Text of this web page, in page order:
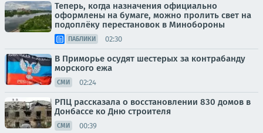
Теперь, когда назначения официально
оформлены на бумаге, можно пролить свет на
подоплёку перестановок в Минобороны
ПАБЛИКИ 02:30
В Приморье осудят шестерых за контрабанду
морского ежа
СМИ 02:24
РПЦ рассказала о восстановлении 830 домов в
Донбассе ко Дню строителя
СМИ 00:39